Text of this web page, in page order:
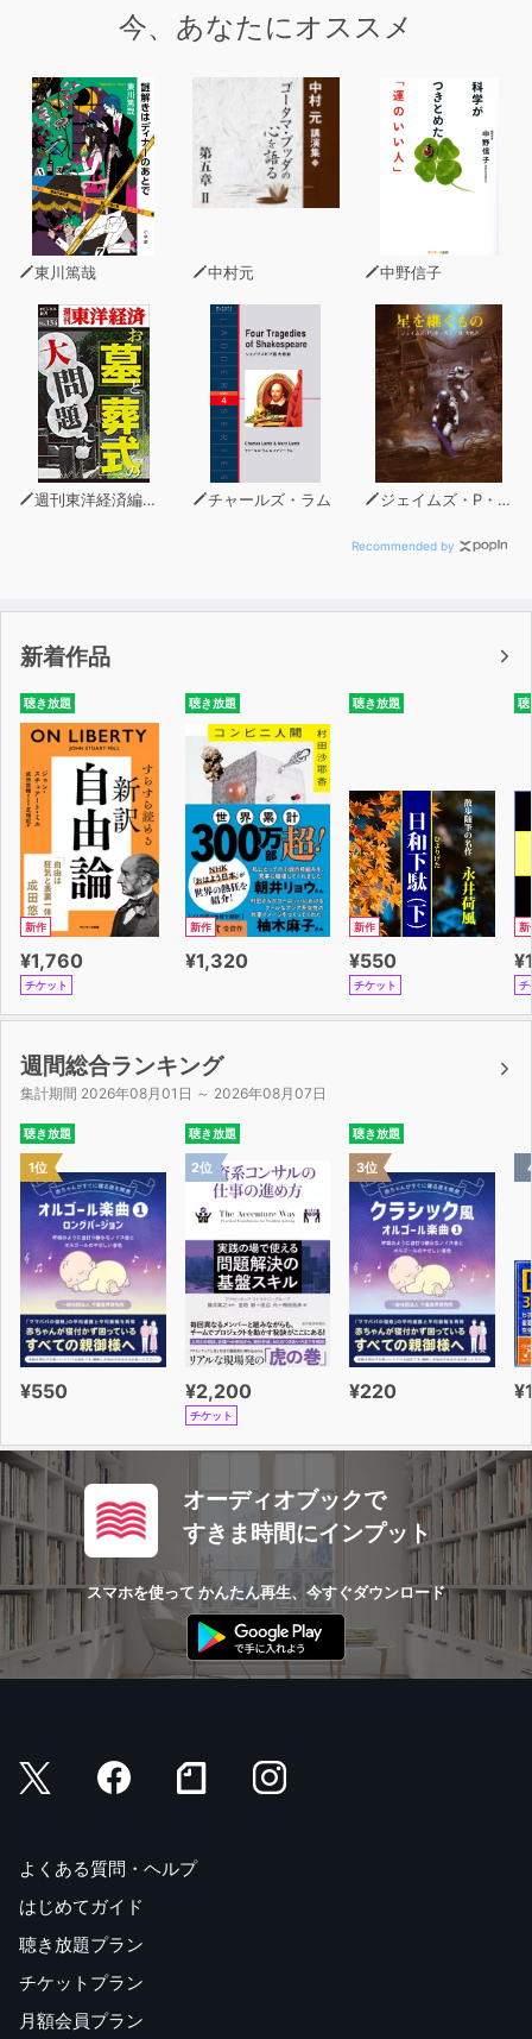
今、あなたにオススメ
東川篤哉 中村元 中野信子
週刊東洋経済編集部 チャールズ・ラム ジェイムズ・P・ホーガン
Recommended by
新着作品
聴き放題
新作
¥1,760
チケット
聴き放題
新作
¥1,320
聴き放題
新作
¥550
チケット
聴
新
チ
週間総合ランキング
集計期間 2026年08月01日 ～ 2026年08月07日
聴き放題
1位
¥550
聴き放題
2位
¥2,200
チケット
聴き放題
3位
¥220
オーディオブックで
すきま時間にインプット
スマホを使って かんたん再生、今すぐダウンロード
よくある質問・ヘルプ
はじめてガイド
聴き放題プラン
チケットプラン
月額会員プラン